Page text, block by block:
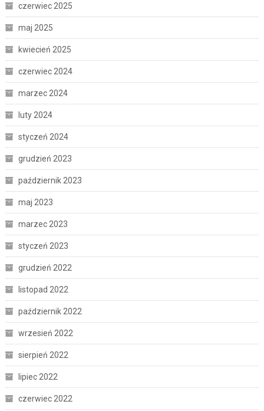
czerwiec 2025
maj 2025
kwiecień 2025
czerwiec 2024
marzec 2024
luty 2024
styczeń 2024
grudzień 2023
październik 2023
maj 2023
marzec 2023
styczeń 2023
grudzień 2022
listopad 2022
październik 2022
wrzesień 2022
sierpień 2022
lipiec 2022
czerwiec 2022